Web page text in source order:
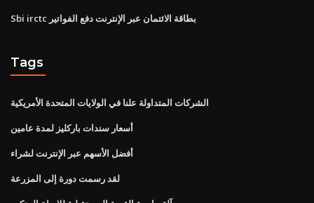
Sbi irctc بطاقة الائتمان عبر الإنترنت دفع الفواتير
Tags
الشركات المتداولة علنا ​​في الولايات المتحدة الأمريكية
أسعار سندات باركليز لمدة عامين
أفضل الأسهم عبر الإنترنت لشراء
لقد رسمت دورة إلى المزرعة